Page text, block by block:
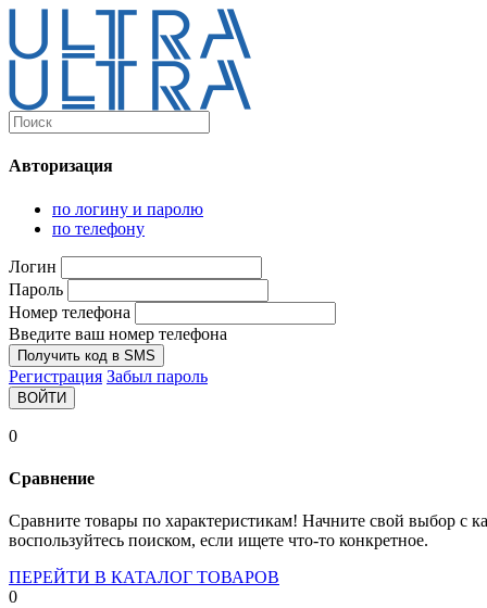
Каталог
Компьютеры и комплектующие
Персональные компьютеры
Моноблоки
Мониторы
Комплектующие
Socket-2066
Socket-775
Socket-fm2
Socket-am4
Авторизация
по логину и паролю
по телефону
Логин
Пароль
Номер телефона
Введите ваш номер телефона
Получить код в SMS
Регистрация Забыл пароль
ВОЙТИ
0
Сравнение
Сравните товары по характеристикам! Начните свой выбор с
воспользуйтесь поиском, если ищете что-то конкретное.
ПЕРЕЙТИ В КАТАЛОГ ТОВАРОВ
0